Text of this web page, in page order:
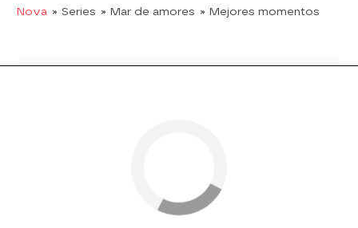
Nova » Series » Mar de amores » Mejores momentos